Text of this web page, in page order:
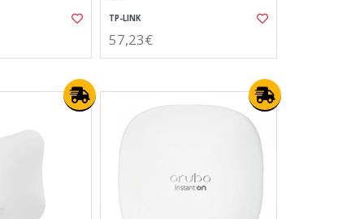
TP-LINK
57,23€